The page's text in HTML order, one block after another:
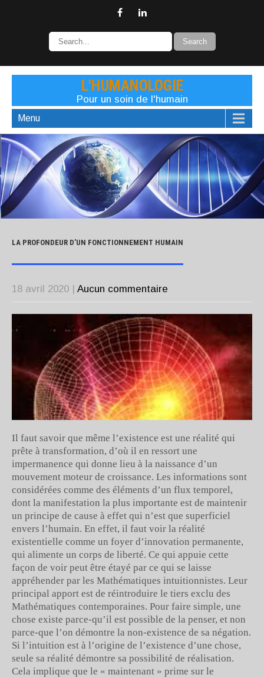
L'HUMANOLOGIE
Pour un soin de l'humain
Menu
LA PROFONDEUR D’UN FONCTIONNEMENT HUMAIN
18 avril 2020 Aucun commentaire
Il faut savoir que même l’existence est une réalité qui
prête à transformation, d’où il en ressort une
impermanence qui donne lieu à la naissance d’un
mouvement moteur de croissance. Les informations sont
considérées comme des éléments d’un flux temporel,
dont la manifestation la plus importante est de maintenir
un principe de cause à effet qui n’est que superficiel
envers l’humain. En effet, il faut voir la réalité
existentielle comme un foyer d’innovation permanente,
qui alimente un corps de liberté. Ce qui appuie cette
façon de voir peut être étayé par ce qui se laisse
appréhender par les Mathématiques intuitionnistes. Leur
principal apport est de réintroduire le tiers exclu des
Mathématiques contemporaines. Pour faire simple, une
chose existe parce-qu’il est possible de la penser, et non
parce-que l’on démontre la non-existence de sa négation.
Si l’intuition est à l’origine de l’existence d’une chose,
seule sa réalité démontre sa possibilité de réalisation.
Cela implique que le « maintenant » prime sur le